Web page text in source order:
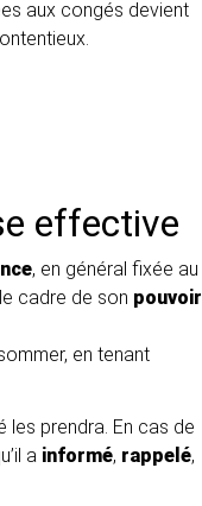
aux congés devient
effective
, en général fixée au
cadre de son pouvoir
en tenant
les prendra. En cas de
a informé, rappelé,